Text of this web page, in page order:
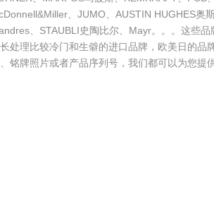
、JUMO、AUSTIN HUGHES奥
、STAUBLI史陶比尔、Mayr。。。这些
处理比较冷门和生僻的进口品牌，欧美日的品
铭牌照片或者产品序列号，我们都可以为您提